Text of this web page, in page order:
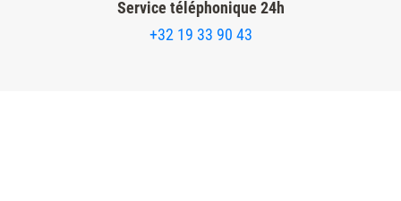
Service téléphonique 24h
+32 19 33 90 43